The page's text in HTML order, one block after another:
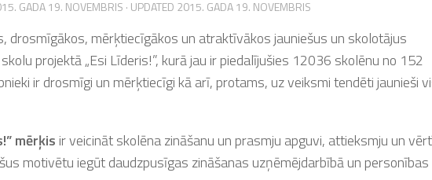
GADA 19. NOVEMBRIS · UPDATED 2015. GADA 19. NOVEMBRIS
drosmīgākos, mērķtiecīgākos un atraktīvākos jauniešus un skolotājus
projektā „Esi Līderis!”, kurā jau ir piedalījušies 12036 skolēnu no 152
ir drosmīgi un mērķtiecīgi kā arī, protams, uz veiksmi tendēti jaunieši
mērķis ir veicināt skolēna zināšanu un prasmju apguvi, attieksmju un
motivētu iegūt daudzpusīgas zināšanas uzņēmējdarbībā un personības